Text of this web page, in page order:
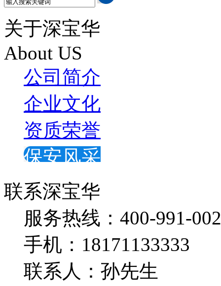
关于深宝华
About US
公司简介
企业文化
资质荣誉
保安风采
联系深宝华
服务热线：400-991-
手机：18171133333
联系人：孙先生